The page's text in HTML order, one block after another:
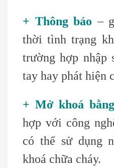
+ Thông báo –
thời tình trạng
trường hợp nhập
tay hay phát hiện
+ Mở khoá
hợp với công
có thể sử dụng
khoá chữa cháy.